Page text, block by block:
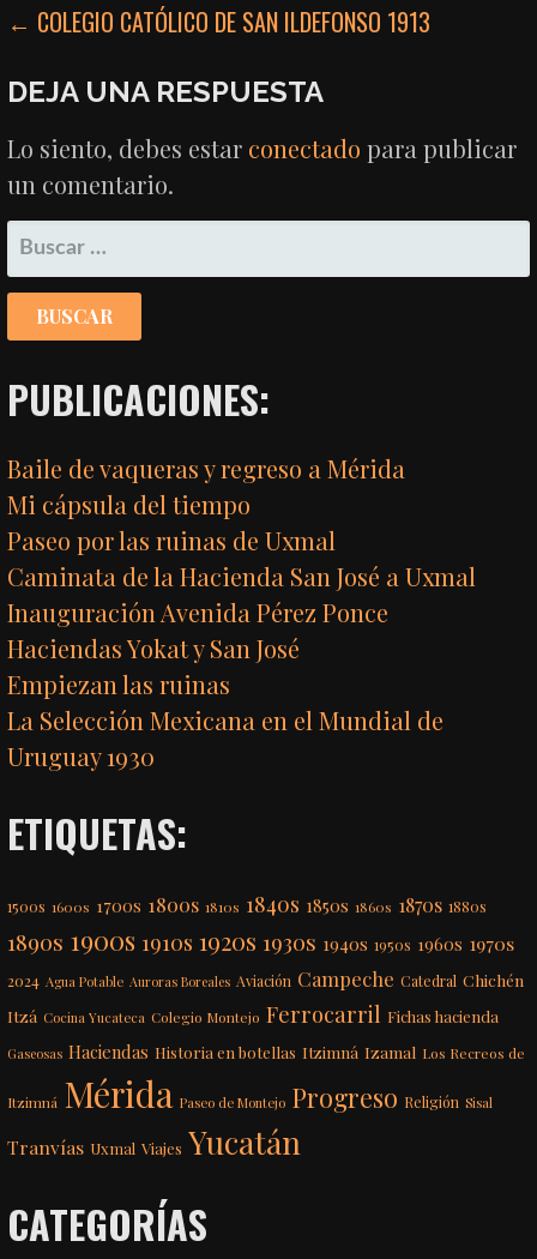
NAVEGACIÓN
DE
ENTRADAS
← COLEGIO CATÓLICO DE SAN ILDEFONSO 1913
DEJA UNA RESPUESTA
Lo siento, debes estar conectado para publicar
un comentario.
BUSCAR:
PUBLICACIONES:
Baile de vaqueras y regreso a Mérida
Mi cápsula del tiempo
Paseo por las ruinas de Uxmal
Caminata de la Hacienda San José a Uxmal
Inauguración Avenida Pérez Ponce
Haciendas Yokat y San José
Empiezan las ruinas
La Selección Mexicana en el Mundial de
Uruguay 1930
ETIQUETAS:
1500s 1600s 1700s 1800s 1810s 1840s 1850s 1860s 1870s 1880s
1890s 1900s 1910s 1920s 1930s 1940s 1950s 1960s 1970s
2024 Agua Potable Auroras Boreales Aviación Campeche Catedral Chichén
Itzá Cocina Yucateca Colegio Montejo Ferrocarril Fichas hacienda
Gaseosas Haciendas Historia en botellas Itzimná Izamal Los Recreos de
Itzimná Mérida Paseo de Montejo Progreso Religión Sisal
Tranvías Uxmal Viajes Yucatán
CATEGORÍAS